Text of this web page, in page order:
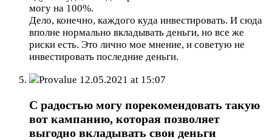
могу на 100%.
Дело, конечно, каждого куда инвестировать. И сюда
вполне нормально вкладывать деньги, но все же
риски есть. Это лично мое мнение, и советую не
инвестировать последние деньги.
Provalue 12.05.2021 at 15:07
С радостью могу порекомендовать такую
вот кампанию, которая позволяет
выгодно вкладывать свои деньги